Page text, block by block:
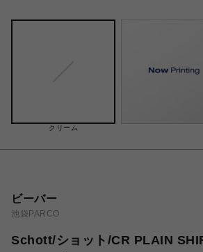
クリーム
ビーバー
池袋PARCO
Schott/ショット/CR PLAIN